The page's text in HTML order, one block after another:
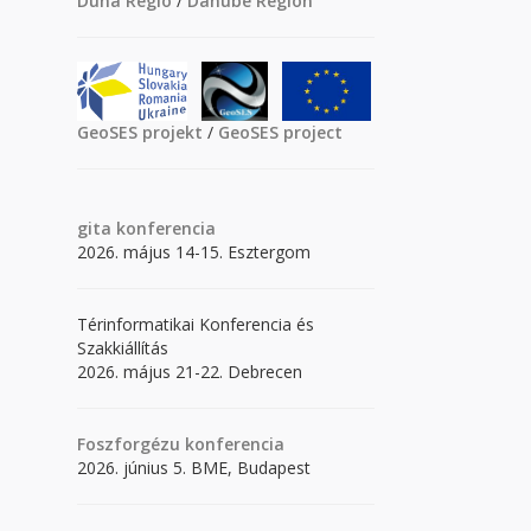
GeoSES projekt / GeoSES project
gita konferencia
2026. május 14-15. Esztergom
Térinformatikai Konferencia és
Szakkiállítás
2026. május 21-22. Debrecen
Foszforgézu konferencia
2026. június 5. BME, Budapest